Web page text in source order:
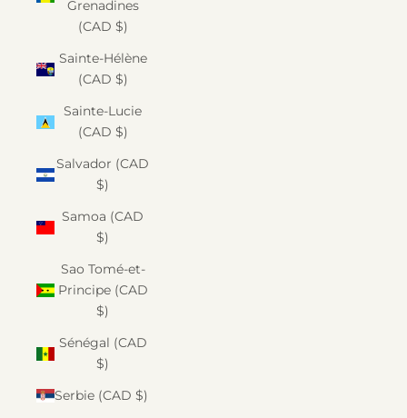
Grenadines
(CAD $)
Sainte-Hélène
(CAD $)
Sainte-Lucie
(CAD $)
Salvador (CAD
$)
Samoa (CAD
$)
Sao Tomé-et-
Principe (CAD
$)
Sénégal (CAD
$)
Serbie (CAD $)